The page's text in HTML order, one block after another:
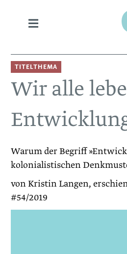
TITELTHEMA
Wir alle
Warum der Begriff
kolonialistischen
von Kristin Langen,
#54/2019